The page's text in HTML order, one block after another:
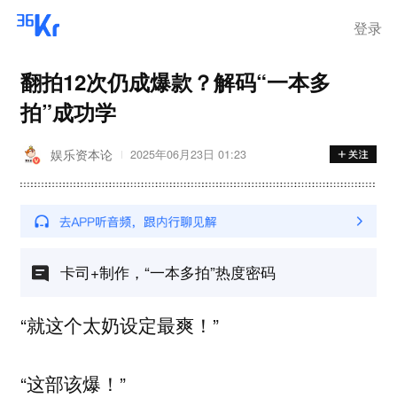
登录
翻拍12次仍成爆款？解码“一本多
拍”成功学
娱乐资本论 2025年06月23日 01:23
卡司+制作，“一本多拍”热度密码
“就这个太奶设定最爽！”
“这部该爆！”